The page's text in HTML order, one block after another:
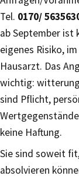
Tel. 0170/
ab September ist
eigenes Risiko,
Hausarzt. Das
wichtig:
sind Pflicht,
keine Haftung.
Sie sind soweit
absolvieren